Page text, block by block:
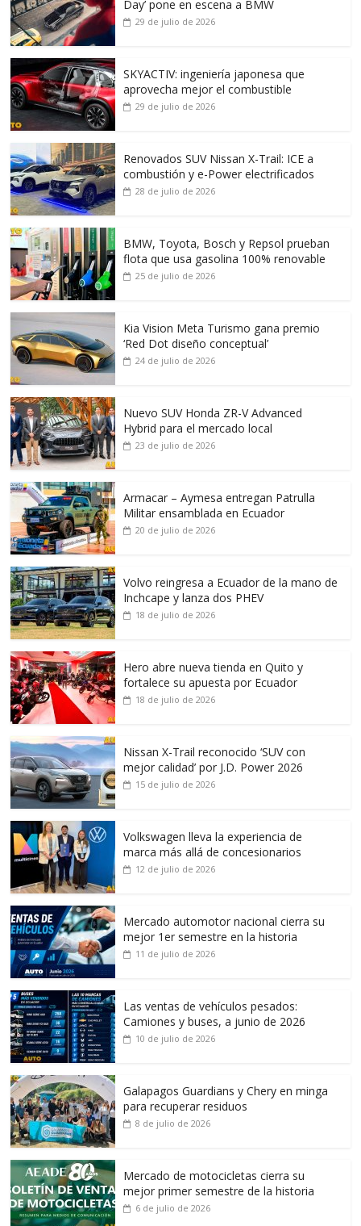
Day’ pone en escena a BMW
29 de julio de 2026
SKYACTIV: ingeniería japonesa que
aprovecha mejor el combustible
29 de julio de 2026
Renovados SUV Nissan X-Trail: ICE a
combustión y e-Power electrificados
28 de julio de 2026
BMW, Toyota, Bosch y Repsol prueban
flota que usa gasolina 100% renovable
25 de julio de 2026
Kia Vision Meta Turismo gana premio
‘Red Dot diseño conceptual’
24 de julio de 2026
Nuevo SUV Honda ZR-V Advanced
Hybrid para el mercado local
23 de julio de 2026
Armacar – Aymesa entregan Patrulla
Militar ensamblada en Ecuador
20 de julio de 2026
Volvo reingresa a Ecuador de la mano de
Inchcape y lanza dos PHEV
18 de julio de 2026
Hero abre nueva tienda en Quito y
fortalece su apuesta por Ecuador
18 de julio de 2026
Nissan X-Trail reconocido ‘SUV con
mejor calidad’ por J.D. Power 2026
15 de julio de 2026
Volkswagen lleva la experiencia de
marca más allá de concesionarios
12 de julio de 2026
Mercado automotor nacional cierra su
mejor 1er semestre en la historia
11 de julio de 2026
Las ventas de vehículos pesados:
Camiones y buses, a junio de 2026
10 de julio de 2026
Galapagos Guardians y Chery en minga
para recuperar residuos
8 de julio de 2026
Mercado de motocicletas cierra su
mejor primer semestre de la historia
6 de julio de 2026